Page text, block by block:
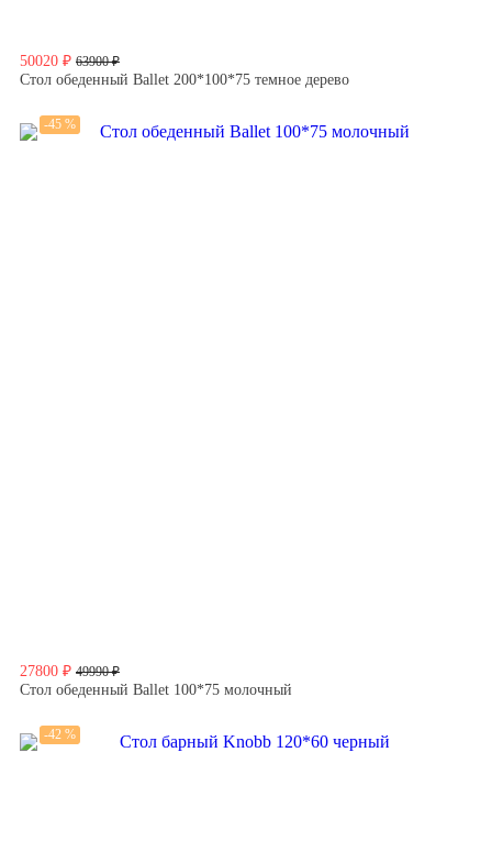
50020 ₽ 63900 ₽
Стол обеденный Ballet 200*100*75 темное дерево
27800 ₽ 49990 ₽
-45 %
Стол обеденный Ballet 100*75 молочный
-42 %